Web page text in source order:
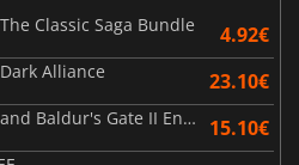
Classic Saga Bundle
4.92€
Alliance 23.10€
Baldur's Gate and Baldur's Gate II Enhanced Editions 15.10€